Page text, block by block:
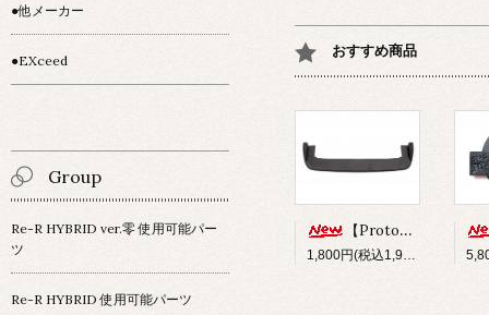
おすすめ商品
【Prototype34】フロントディフューザー
●他メーカー
●EXceed
Group
Re-R HYBRID ver.零 使用可能パー
ツ
Re-R HYBRID 使用可能パーツ